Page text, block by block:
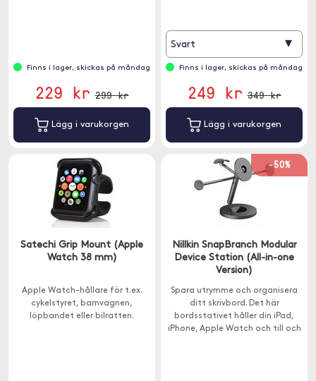
Finns i lager, skickas på måndag
229 kr 299 kr
Lägg i varukorgen
Svart ▾
Finns i lager, skickas på måndag
249 kr 349 kr
Lägg i varukorgen
Satechi Grip Mount (Apple
Watch 38 mm)
Apple Watch-hållare för t.ex.
cykelstyret, barnvagnen,
löpbandet eller bilratten.
-50%
Nillkin SnapBranch Modular
Device Station (All-in-one
Version)
Spara utrymme och organisera
ditt skrivbord. Det här
bordsstativet håller din iPad,
iPhone, Apple Watch och till och